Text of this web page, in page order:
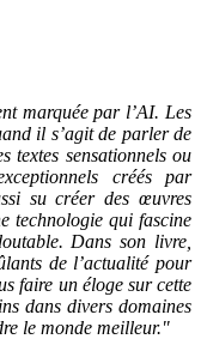
marquée par l’AI. Les
il s’agit de parler de
textes sensationnels ou
créés par
su créer des œuvres
technologie qui fascine
Dans son livre,
de l’actualité pour
faire un éloge sur cette
dans divers domaines
le monde meilleur."